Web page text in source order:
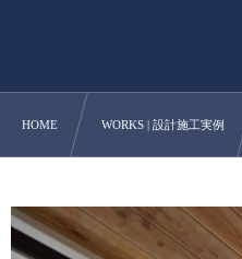
HOME WORKS | 設計施工実例